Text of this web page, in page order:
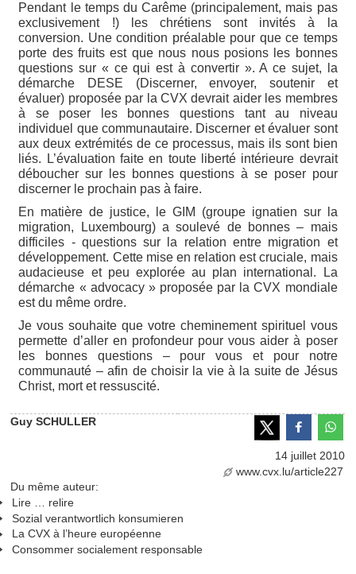
Pendant le temps du Carême (principalement, mais pas
exclusivement !) les chrétiens sont invités à la
conversion. Une condition préalable pour que ce temps
porte des fruits est que nous nous posions les bonnes
questions sur « ce qui est à convertir ». A ce sujet, la
démarche DESE (Discerner, envoyer, soutenir et
évaluer) proposée par la CVX devrait aider les membres
à se poser les bonnes questions tant au niveau
individuel que communautaire. Discerner et évaluer sont
aux deux extrémités de ce processus, mais ils sont bien
liés. L’évaluation faite en toute liberté intérieure devrait
déboucher sur les bonnes questions à se poser pour
discerner le prochain pas à faire.
En matière de justice, le GIM (groupe ignatien sur la
migration, Luxembourg) a soulevé de bonnes – mais
difficiles - questions sur la relation entre migration et
développement. Cette mise en relation est cruciale, mais
audacieuse et peu explorée au plan international. La
démarche « advocacy » proposée par la CVX mondiale
est du même ordre.
Je vous souhaite que votre cheminement spirituel vous
permette d’aller en profondeur pour vous aider à poser
les bonnes questions – pour vous et pour notre
communauté – afin de choisir la vie à la suite de Jésus
Christ, mort et ressuscité.
Guy SCHULLER
14 juillet 2010
www.cvx.lu/article227
Du même auteur:
Lire … relire
Sozial verantwortlich konsumieren
La CVX à l’heure européenne
Consommer socialement responsable